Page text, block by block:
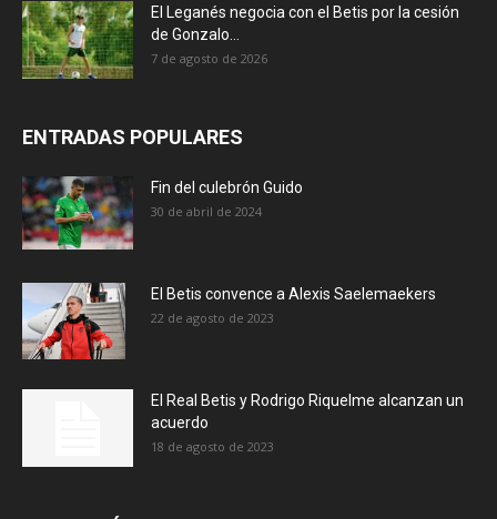
El Leganés negocia con el Betis por la cesión
de Gonzalo...
7 de agosto de 2026
ENTRADAS POPULARES
Fin del culebrón Guido
30 de abril de 2024
El Betis convence a Alexis Saelemaekers
22 de agosto de 2023
El Real Betis y Rodrigo Riquelme alcanzan un
acuerdo
18 de agosto de 2023